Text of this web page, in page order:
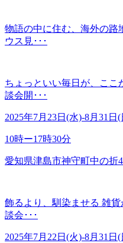
物語の中に住む、海外の路
ウス見･･･
ちょっといい毎日が、ここ
談会開･･･
2025年7月23日(水)-8月31日(
10時ー17時30分
愛知県津島市神守町中の折
飾るより、馴染ませる 雑
談会･･･
2025年7月22日(火)-8月31日(